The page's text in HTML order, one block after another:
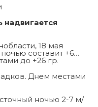
надвигается
18 мая
составит +6…
до +26 гр.
Днем местами
ночью 2-7 м/